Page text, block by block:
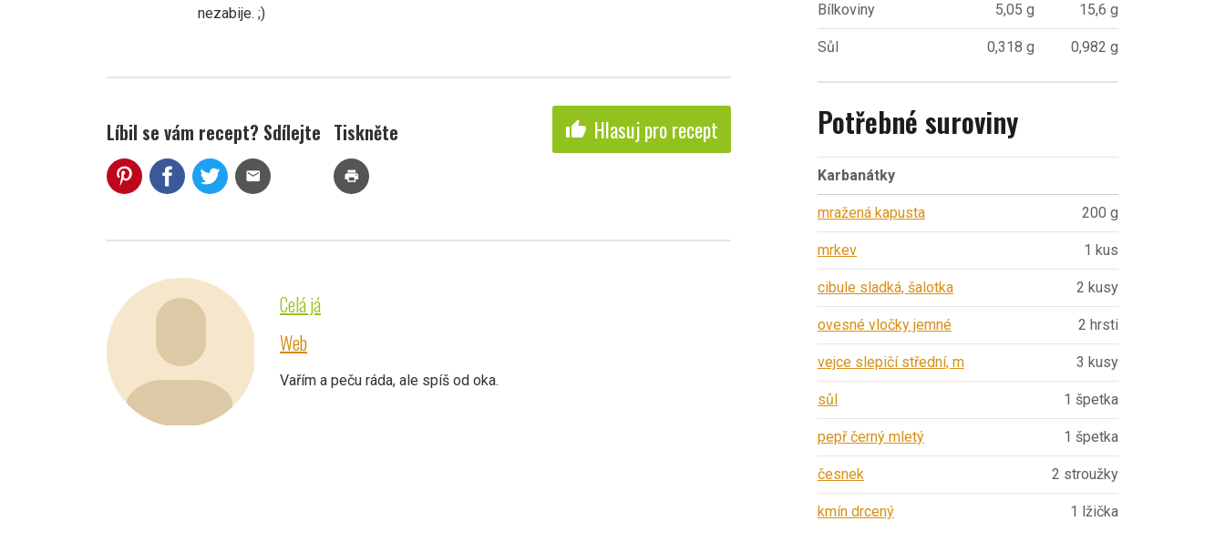
nezabije. ;)
Líbil se vám recept? Sdílejte
mail
Tiskněte
print
thumb_up Hlasuj pro recept
Celá já
Web
Vařím a peču ráda, ale spíš od oka.
Bílkoviny 5,05 g 15,6 g
Sůl 0,318 g 0,982 g
Potřebné suroviny
Karbanátky
mražená kapusta 200 g
mrkev 1 kus
cibule sladká, šalotka 2 kusy
ovesné vločky jemné 2 hrsti
vejce slepičí střední, m 3 kusy
sůl 1 špetka
pepř černý mletý 1 špetka
česnek 2 stroužky
kmín drcený 1 lžička